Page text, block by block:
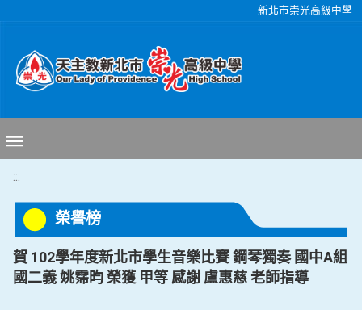
新北市崇光高級中學
:::
榮譽榜
賀 102學年度新北市學生音樂比賽 鋼琴獨奏 國中A組
國二義 姚霈昀 榮獲 甲等 感謝 盧惠慈 老師指導